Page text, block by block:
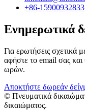
+86-15900932833
Ενημερωτικά
Για ερωτήσεις σχετικά
αφήστε το email σας και
ωρών.
Αποκτήστε δωρεάν
© Πνευματικά
δικαιώματος.